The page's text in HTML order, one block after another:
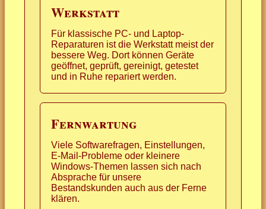
Werkstatt
Für klassische PC- und Laptop-
Reparaturen ist die Werkstatt meist der
bessere Weg. Dort können Geräte
geöffnet, geprüft, gereinigt, getestet
und in Ruhe repariert werden.
Fernwartung
Viele Softwarefragen, Einstellungen,
E-Mail-Probleme oder kleinere
Windows-Themen lassen sich nach
Absprache für unsere
Bestandskunden auch aus der Ferne
klären.